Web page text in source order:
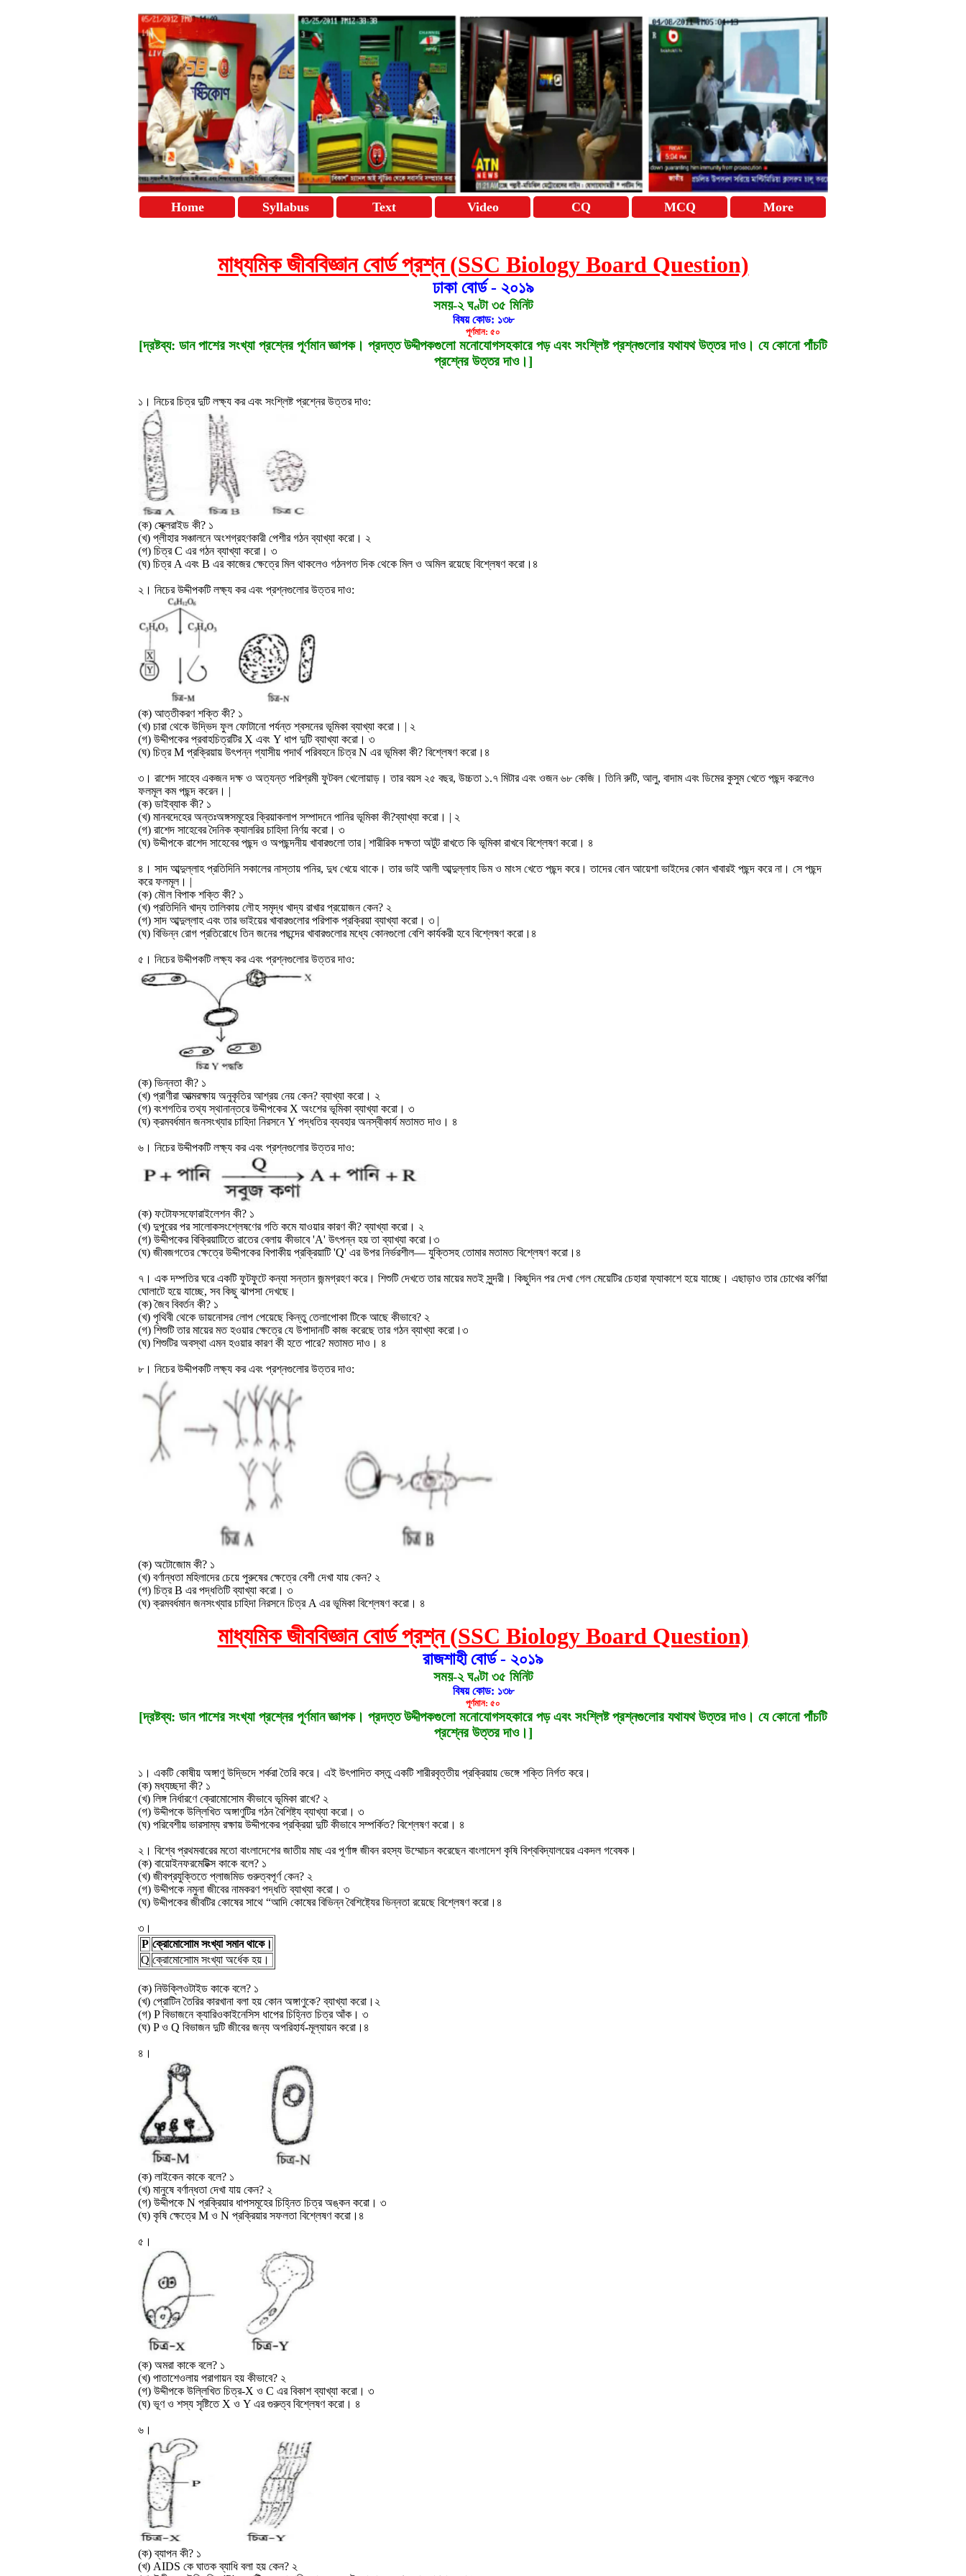
Home Syllabus Text Video CQ MCQ More
মাধ্যমিক জীববিজ্ঞান বোর্ড প্রশ্ন (SSC Biology Board Question)
ঢাকা বোর্ড - ২০১৯
সময়-২ ঘণ্টা ৩৫ মিনিট
বিষয় কোড: ১৩৮
পূর্ণমান: ৫০
[দ্রষ্টব্য: ডান পাশের সংখ্যা প্রশ্নের পূর্ণমান জ্ঞাপক। প্রদত্ত উদ্দীপকগুলো মনোযোগসহকারে পড় এবং সংশ্লিষ্ট প্রশ্নগুলোর যথাযথ উত্তর দাও। যে কোনো পাঁচটি
প্রশ্নের উত্তর দাও।]
১। নিচের চিত্র দুটি লক্ষ্য কর এবং সংশ্লিষ্ট প্রশ্নের উত্তর দাও:
(ক) স্ক্লেরাইড কী? ১
(খ) প্লীহার সঞ্চালনে অংশগ্রহণকারী পেশীর গঠন ব্যাখ্যা করো। ২
(গ) চিত্র C এর গঠন ব্যাখ্যা করো। ৩
(ঘ) চিত্র A এবং B এর কাজের ক্ষেত্রে মিল থাকলেও গঠনগত দিক থেকে মিল ও অমিল রয়েছে বিশ্লেষণ করো।৪
২। নিচের উদ্দীপকটি লক্ষ্য কর এবং প্রশ্নগুলোর উত্তর দাও:
(ক) আত্তীকরণ শক্তি কী? ১
(খ) চারা থেকে উদ্ভিদ ফুল ফোটানো পর্যন্ত শ্বসনের ভূমিকা ব্যাখ্যা করো। | ২
(গ) উদ্দীপকের প্রবাহচিত্রটির X এবং Y ধাপ দুটি ব্যাখ্যা করো। ৩
(ঘ) চিত্র M প্রক্রিয়ায় উৎপন্ন গ্যাসীয় পদার্থ পরিবহনে চিত্র N এর ভূমিকা কী? বিশ্লেষণ করো।৪
৩। রাশেদ সাহেব একজন দক্ষ ও অত্যন্ত পরিশ্রমী ফুটবল খেলোয়াড়। তার বয়স ২৫ বছর, উচ্চতা ১.৭ মিটার এবং ওজন ৬৮ কেজি। তিনি রুটি, আলু, বাদাম এবং ডিমের কুসুম খেতে পছন্দ করলেও
ফলমূল কম পছন্দ করেন। |
(ক) ডাইব্যাক কী? ১
(খ) মানবদেহের অন্তঃঅঙ্গসমূহের ক্রিয়াকলাপ সম্পাদনে পানির ভূমিকা কী?ব্যাখ্যা করো। | ২
(গ) রাশেদ সাহেবের দৈনিক ক্যালরির চাহিদা নির্ণয় করো। ৩
(ঘ) উদ্দীপকে রাশেদ সাহেবের পছন্দ ও অপছন্দনীয় খাবারগুলো তার | শারীরিক দক্ষতা অটুট রাখতে কি ভূমিকা রাখবে বিশ্লেষণ করো। ৪
৪। সাদ আব্দুল্লাহ প্রতিদিনি সকালের নাস্তায় পনির, দুধ খেয়ে থাকে। তার ভাই আলী আব্দুল্লাহ ডিম ও মাংস খেতে পছন্দ করে। তাদের বোন আয়েশা ভাইদের কোন খাবারই পছন্দ করে না। সে পছন্দ
করে ফলমূল। |
(ক) মৌল বিপাক শক্তি কী? ১
(খ) প্রতিদিনি খাদ্য তালিকায় লৌহ সমৃদ্ধ খাদ্য রাখার প্রয়োজন কেন? ২
(গ) সাদ আব্দুল্লাহ এবং তার ভাইয়ের খাবারগুলোর পরিপাক প্রক্রিয়া ব্যাখ্যা করো। ৩ |
(ঘ) বিভিন্ন রোগ প্রতিরোধে তিন জনের পছন্দের খাবারগুলোর মধ্যে কোনগুলো বেশি কার্যকরী হবে বিশ্লেষণ করো।৪
৫। নিচের উদ্দীপকটি লক্ষ্য কর এবং প্রশ্নগুলোর উত্তর দাও:
(ক) ভিন্নতা কী? ১
(খ) প্রাণীরা আত্মরক্ষায় অনুকৃতির আশ্রয় নেয় কেন? ব্যাখ্যা করো। ২
(গ) বংশগতির তথ্য স্থানান্তরে উদ্দীপকের X অংশের ভূমিকা ব্যাখ্যা করো। ৩
(ঘ) ক্রমবর্ধমান জনসংখ্যার চাহিদা নিরসনে Y পদ্ধতির ব্যবহার অনস্বীকার্য মতামত দাও। ৪
৬। নিচের উদ্দীপকটি লক্ষ্য কর এবং প্রশ্নগুলোর উত্তর দাও:
(ক) ফটোফসফোরাইলেশন কী? ১
(খ) দুপুরের পর সালোকসংশ্লেষণের গতি কমে যাওয়ার কারণ কী? ব্যাখ্যা করো। ২
(গ) উদ্দীপকের বিক্রিয়াটিতে রাতের বেলায় কীভাবে 'A' উৎপন্ন হয় তা ব্যাখ্যা করো।৩
(ঘ) জীবজগতের ক্ষেত্রে উদ্দীপকের বিপাকীয় প্রক্রিয়াটি 'Q' এর উপর নির্ভরশীল— যুক্তিসহ তোমার মতামত বিশ্লেষণ করো।৪
৭। এক দম্পতির ঘরে একটি ফুটফুটে কন্যা সন্তান জন্মগ্রহণ করে। শিশুটি দেখতে তার মায়ের মতই সুন্দরী। কিছুদিন পর দেখা গেল মেয়েটির চেহারা ফ্যাকাশে হয়ে যাচ্ছে। এছাড়াও তার চোখের কর্ণিয়া
ঘোলাটে হয়ে যাচ্ছে, সব কিছু ঝাপসা দেখছে।
(ক) জৈব বিবর্তন কী? ১
(খ) পৃথিবী থেকে ডায়নোসর লােপ পেয়েছে কিন্তু তেলাপোকা টিকে আছে কীভাবে? ২
(গ) শিশুটি তার মায়ের মত হওয়ার ক্ষেত্রে যে উপাদানটি কাজ করেছে তার গঠন ব্যাখ্যা করো।৩
(ঘ) শিশুটির অবস্থা এমন হওয়ার কারণ কী হতে পারে? মতামত দাও। ৪
৮। নিচের উদ্দীপকটি লক্ষ্য কর এবং প্রশ্নগুলোর উত্তর দাও:
(ক) অটোজোম কী? ১
(খ) বর্ণান্ধতা মহিলাদের চেয়ে পুরুষের ক্ষেত্রে বেশী দেখা যায় কেন? ২
(গ) চিত্র B এর পদ্ধতিটি ব্যাখ্যা করো। ৩
(ঘ) ক্রমবর্ধমান জনসংখ্যার চাহিদা নিরসনে চিত্র A এর ভূমিকা বিশ্লেষণ করো। ৪
মাধ্যমিক জীববিজ্ঞান বোর্ড প্রশ্ন (SSC Biology Board Question)
রাজশাহী বোর্ড - ২০১৯
সময়-২ ঘণ্টা ৩৫ মিনিট
বিষয় কোড: ১৩৮
পূর্ণমান: ৫০
[দ্রষ্টব্য: ডান পাশের সংখ্যা প্রশ্নের পূর্ণমান জ্ঞাপক। প্রদত্ত উদ্দীপকগুলো মনোযোগসহকারে পড় এবং সংশ্লিষ্ট প্রশ্নগুলোর যথাযথ উত্তর দাও। যে কোনো পাঁচটি
প্রশ্নের উত্তর দাও।]
১। একটি কোষীয় অঙ্গাণু উদ্ভিদে শর্করা তৈরি করে। এই উৎপাদিত বস্তু একটি শারীরবৃত্তীয় প্রক্রিয়ায় ভেঙ্গে শক্তি নির্গত করে।
(ক) মধ্যচ্ছদা কী? ১
(খ) লিঙ্গ নির্ধারণে ক্রোমোসোম কীভাবে ভূমিকা রাখে? ২
(গ) উদ্দীপকে উল্লিখিত অঙ্গাণুটির গঠন বৈশিষ্ট্য ব্যাখ্যা করো। ৩
(ঘ) পরিবেশীয় ভারসাম্য রক্ষায় উদ্দীপকের প্রক্রিয়া দুটি কীভাবে সম্পর্কিত? বিশ্লেষণ করো। ৪
২। বিশ্বে প্রথমবারের মতো বাংলাদেশের জাতীয় মাছ এর পূর্ণাঙ্গ জীবন রহস্য উম্মোচন করেছেন বাংলাদেশ কৃষি বিশ্ববিদ্যালয়ের একদল গবেষক।
(ক) বায়োইনফরমেটিক্স কাকে বলে? ১
(খ) জীবপ্রযুক্তিতে প্লাজমিড গুরুত্বপূর্ণ কেন? ২
(গ) উদ্দীপকে নমুনা জীবের নামকরণ পদ্ধতি ব্যাখ্যা করো। ৩
(ঘ) উদ্দীপকের জীবটির কোষের সাথে “আদি কোষের বিভিন্ন বৈশিষ্ট্যের ভিন্নতা রয়েছে বিশ্লেষণ করো।৪
৩।
P ক্রোমোসোাম সংখ্যা সমান থাকে।
Q ক্রোমোসোাম সংখ্যা অর্ধেক হয়।
(ক) নিউক্লিওটাইড কাকে বলে? ১
(খ) প্রোটিন তৈরির কারখানা বলা হয় কোন অঙ্গাণুকে? ব্যাখ্যা করো।২
(গ) P বিভাজনে ক্যারিওকাইনেসিস ধাপের চিহ্নিত চিত্র আঁক। ৩
(ঘ) P ও Q বিভাজন দুটি জীবের জন্য অপরিহার্য-মূল্যায়ন করো।৪
৪।
(ক) লাইকেন কাকে বলে? ১
(খ) মানুষে বর্ণান্ধতা দেখা যায় কেন? ২
(গ) উদ্দীপকে N প্রক্রিয়ার ধাপসমূহের চিহ্নিত চিত্র অঙ্কন করো। ৩
(ঘ) কৃষি ক্ষেত্রে M ও N প্রক্রিয়ার সফলতা বিশ্লেষণ করো।৪
৫।
(ক) অমরা কাকে বলে? ১
(খ) পাতাশেওলায় পরাগায়ন হয় কীভাবে? ২
(গ) উদ্দীপকে উল্লিখিত চিত্র-X ও C এর বিকাশ ব্যাখ্যা করো। ৩
(ঘ) ভূণ ও শস্য সৃষ্টিতে X ও Y এর গুরুত্ব বিশ্লেষণ করো। ৪
৬।
(ক) ব্যাপন কী? ১
(খ) AIDS কে ঘাতক ব্যাধি বলা হয় কেন? ২